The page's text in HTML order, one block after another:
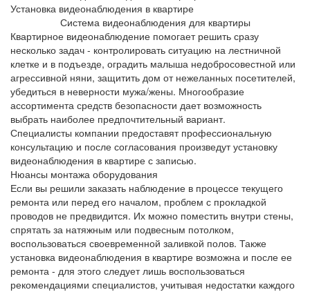
Установка видеонаблюдения в квартире
Система видеонаблюдения для квартиры
Квартирное видеонаблюдение помогает решить сразу
несколько задач - контролировать ситуацию на лестничной
клетке и в подъезде, оградить малыша недобросовестной или
агрессивной няни, защитить дом от нежеланных посетителей,
убедиться в неверности мужа/жены. Многообразие
ассортимента средств безопасности дает возможность
выбрать наиболее предпочтительный вариант.
Специалисты компании предоставят профессиональную
консультацию и после согласования произведут установку
видеонаблюдения в квартире с записью.
Нюансы монтажа оборудования
Если вы решили заказать наблюдение в процессе текущего
ремонта или перед его началом, проблем с прокладкой
проводов не предвидится. Их можно поместить внутри стены,
спрятать за натяжным или подвесным потолком,
воспользоваться своевременной заливкой полов. Также
установка видеонаблюдения в квартире возможна и после ее
ремонта - для этого следует лишь воспользоваться
рекомендациями специалистов, учитывая недостатки каждого